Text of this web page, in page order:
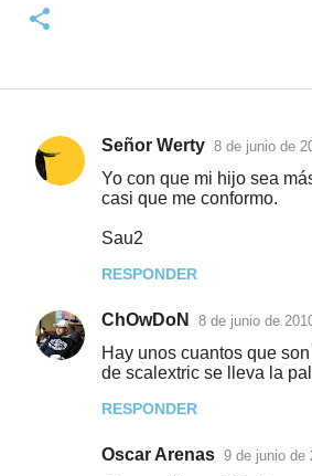
C
t
a
Señor Werty 8 de junio de
Yo con que mi hijo sea
casi que me conformo.
Sau2
RESPONDER
ChOwDoN 8 de junio de
Hay unos cuantos que
de scalextric se lleva la
RESPONDER
Oscar Arenas 9 de junio de